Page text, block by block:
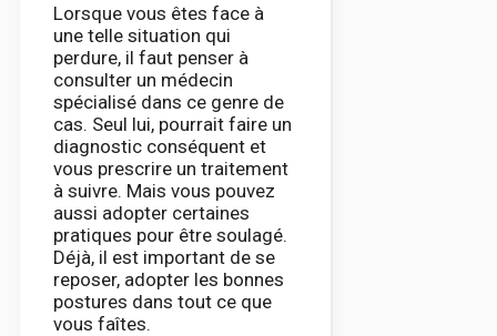
Lorsque vous êtes face à
une telle situation qui
perdure, il faut penser à
consulter un médecin
spécialisé dans ce genre de
cas. Seul lui, pourrait faire un
diagnostic conséquent et
vous prescrire un traitement
à suivre. Mais vous pouvez
aussi adopter certaines
pratiques pour être soulagé.
Déjà, il est important de se
reposer, adopter les bonnes
postures dans tout ce que
vous faîtes.